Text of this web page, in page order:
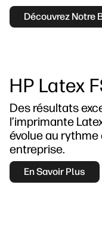
Découvrez Notre
HP Latex
Des résultats
l’imprimante
évolue au
entreprise.
En Savoir Plus